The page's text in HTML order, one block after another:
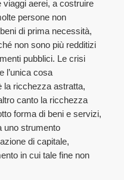
viaggi aerei, a costruire
persone non
di prima necessità,
non sono più redditizi
pubblici. Le crisi
l’unica cosa
la ricchezza astratta,
canto la ricchezza
forma di beni e servizi,
uno strumento
di capitale,
in cui tale fine non